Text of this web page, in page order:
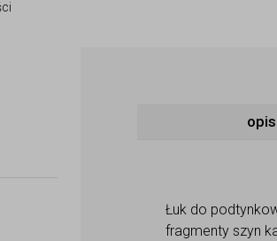
opis
Łuk do
fragmenty szyn